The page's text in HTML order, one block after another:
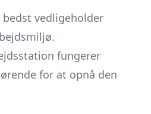
vedligeholder
fungerer
for at opnå den